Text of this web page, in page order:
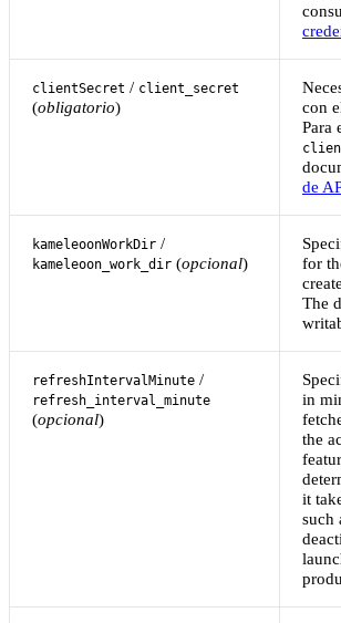
clientSecret / client_secret
(obligatorio)
con
Para
de
kameleoonWorkDir /
kameleoon_work_dir (opcional)
for
The
refreshIntervalMinute /
refresh_interval_minute
(opcional)
in
the
it
such